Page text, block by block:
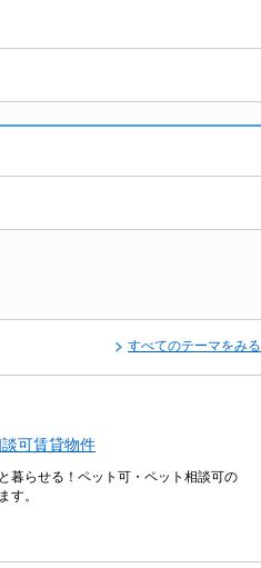
すべてのテーマをみる
可賃貸物件
暮らせる！ペット可・ペット相談可の
す。